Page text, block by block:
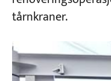
tårnkraner.